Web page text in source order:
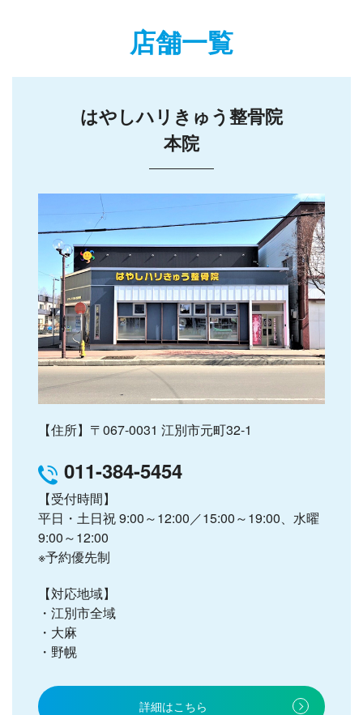
店舗一覧
はやしハリきゅう整骨院
本院
【住所】〒067-0031 江別市元町32-1
TEL
011-384-5454
【受付時間】
平日・土日祝 9:00～12:00／15:00～19:00、水曜
9:00～12:00
※予約優先制
【対応地域】
・江別市全域
・大麻
・野幌
詳細はこちら